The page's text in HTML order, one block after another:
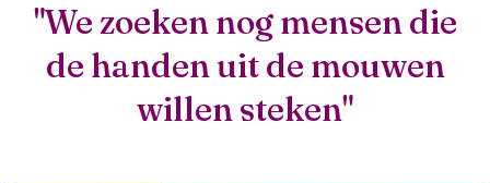
"We zoeken nog mensen die
de handen uit de mouwen
willen steken"